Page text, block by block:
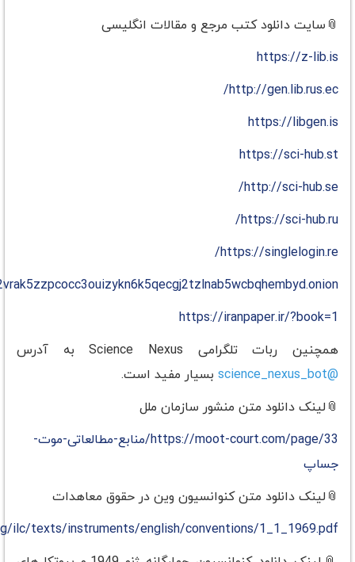
📎سایت دانلود کتب مرجع و مقالات انگلیسی
https://z-lib.is
http://gen.lib.rus.ec/
https://libgen.is
https://sci-hub.st
http://sci-hub.se/
https://sci-hub.ru/
https://singlelogin.re/
https://iranpaper.ir/?book=1
همچنین ربات تلگرامی Science Nexus به آدرس
@science_nexus_bot
بسیار مفید است.
📎لینک دانلود متن منشور سازمان ملل
https://moot-court.com/page/33/منابع-مطالعاتی-موت-
جساپ
📎لینک دانلود متن کنوانسیون وین در حقوق معاهدات
ilc/texts/instruments/english/conventions/1_1_1969.pdf